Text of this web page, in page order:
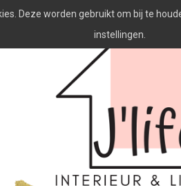
Deze worden gebruikt om bij te
instellingen.